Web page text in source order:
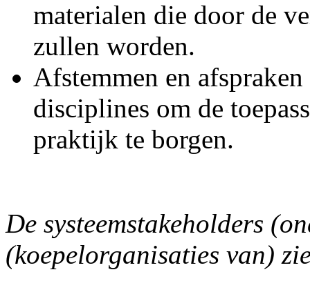
materialen die door de
zullen worden.
Afstemmen en
disciplines om de
praktijk te borgen.
De systeemstakeholders
(koepelorganisaties van)